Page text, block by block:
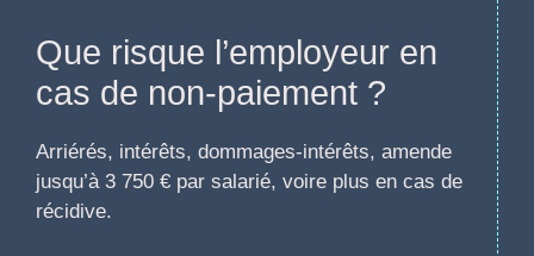
Que risque l’employeur en
cas de non-paiement ?
Arriérés, intérêts, dommages-intérêts, amende
jusqu’à 3 750 € par salarié, voire plus en cas de
récidive.